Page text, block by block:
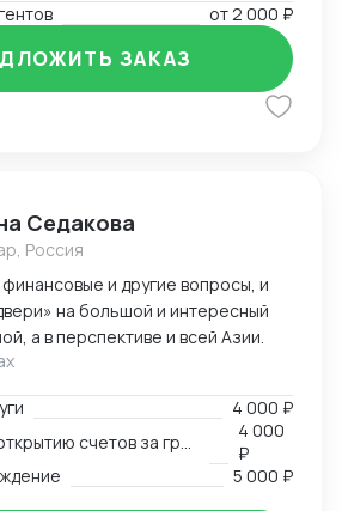
от2 000 ₽
ЗАКАЗ
Седакова
Россия
и другие вопросы, и
на большой и интересный
а в перспективе и всей Азии.
4 000 ₽
4 000
₽
5 000 ₽